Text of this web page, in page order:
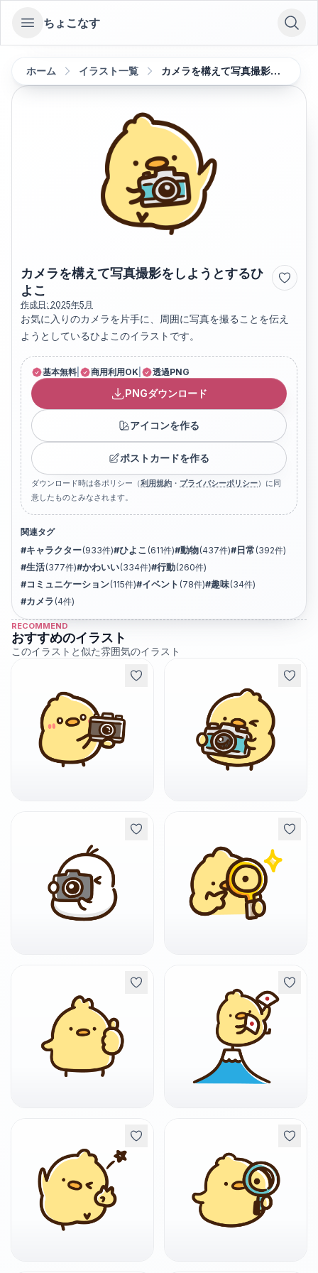
Open sidebar
ちょこなす
ホーム イラスト一覧 カメラを構えて写真撮影をしようとするひよこ
カメラを構えて写真撮影をしようとするひ
よこ
作成日: 2025年5月
お気に入りのカメラを片手に、周囲に写真を撮ることを伝え
ようとしているひよこのイラストです。
基本無料 商用利用OK 透過PNG
PNGダウンロード
アイコンを作る
ポストカードを作る
ダウンロード時は各ポリシー（利用規約 ・ プライバシーポリシー）に同
意したものとみなされます。
関連タグ
#キャラクター(933件)#ひよこ (611件)#動物(437件)# 日常 (392件)
#生活(377件)#かわいい(334件)#行動(260件)
#コミュニケーション(115件)#イベント (78件)#趣味(34件)
#カメラ (4件)
RECOMMEND
おすすめのイラスト
このイラストと似た雰囲気のイラスト